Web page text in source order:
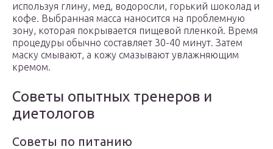
используя глину, мед, водоросли, горький шоколад и
кофе. Выбранная масса наносится на проблемную
зону, которая покрывается пищевой пленкой. Время
процедуры обычно составляет 30-40 минут. Затем
маску смывают, а кожу смазывают увлажняющим
кремом.
Советы опытных тренеров и
диетологов
Советы по питанию